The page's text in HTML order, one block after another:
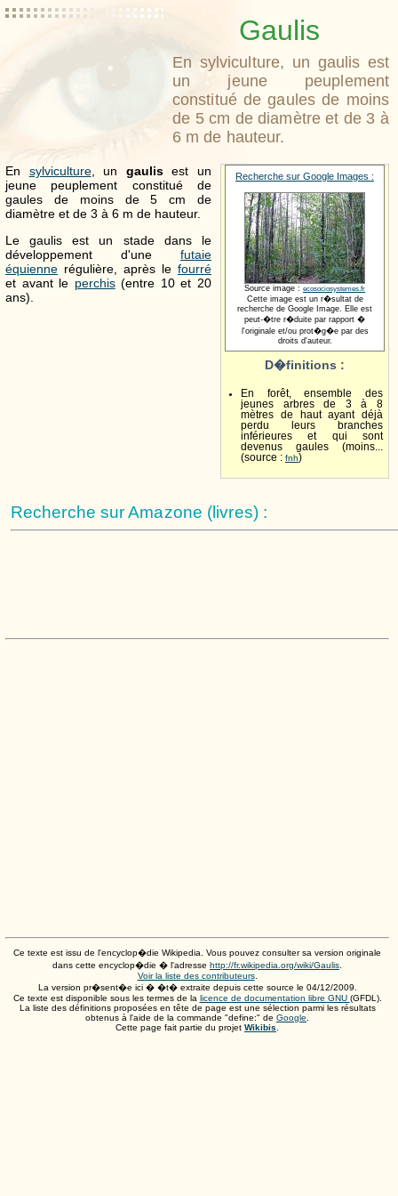
Gaulis
En sylviculture, un gaulis est
un jeune peuplement
constitué de gaules de moins
de 5 cm de diamètre et de 3 à
6 m de hauteur.
Recherche sur Google Images :
Source image : ecosociosystemes.fr
Cette image est un r�sultat de
recherche de Google Image. Elle est
peut-�tre r�duite par rapport �
l'originale et/ou prot�g�e par des
droits d'auteur.
D�finitions :
En forêt, ensemble des
jeunes arbres de 3 à 8
mètres de haut ayant déjà
perdu leurs branches
inférieures et qui sont
devenus gaules (moins...
(source : fnh)
En sylviculture, un gaulisest un
jeune peuplement constitué de
gaules de moins de 5 cm de
diamètre et de 3 à 6 m de hauteur.
Le gaulis est un stade dans le
développement d'une futaie
équienne régulière, après le fourré
et avant le perchis(entre 10 et 20
ans).
Recherche sur Amazone (livres) :
Ce texte est issu de l'encyclop�die Wikipedia. Vous pouvez consulter sa version originale
dans cette encyclop�die � l'adresse http://fr.wikipedia.org/wiki/Gaulis
Voir la liste des contributeurs.
La version pr�sent�e ici � �t� extraite depuis cette source le 04/12/2009
Ce texte est disponible sous les termes de la licence de documentation libre GNU (GFDL).
La liste des définitions proposées en tête de page est une sélection parmi les résultats
obtenus à l'aide de la commande "define:" de Google
Cette page fait partie du projet Wikibis